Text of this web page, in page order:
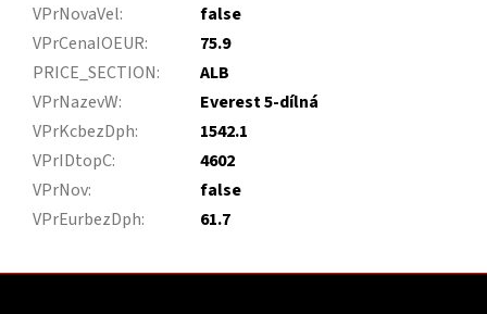
VPrNovaVel:
false
VPrCenaIOEUR:
75.9
PRICE_SECTION:
ALB
VPrNazevW:
Everest 5-dílná
VPrKcbezDph:
1542.1
VPrIDtopC:
4602
VPrNov:
false
VPrEurbezDph: 61.7